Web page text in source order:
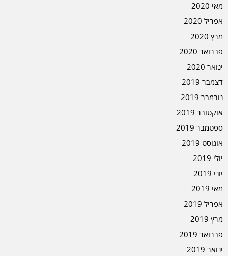
מאי 2020
אפריל 2020
מרץ 2020
פברואר 2020
ינואר 2020
דצמבר 2019
נובמבר 2019
אוקטובר 2019
ספטמבר 2019
אוגוסט 2019
יולי 2019
יוני 2019
מאי 2019
אפריל 2019
מרץ 2019
פברואר 2019
ינואר 2019